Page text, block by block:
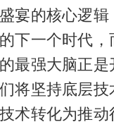
宴的核心逻
下一个时代，
最强大脑正
将坚持底层技
术转化为推动